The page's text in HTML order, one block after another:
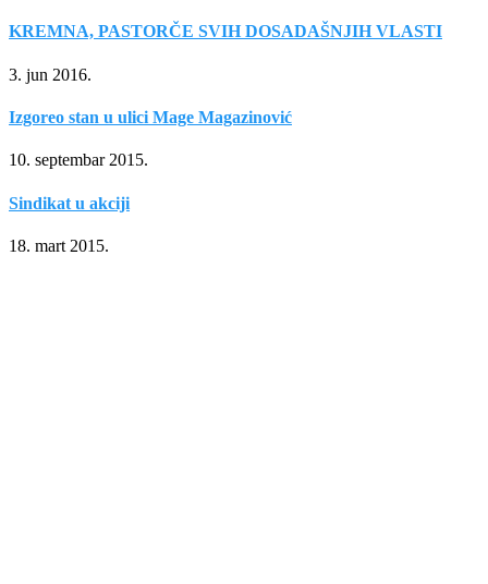
KREMNA, PASTORČE SVIH DOSADAŠNJIH VLASTI
3. jun 2016.
Izgoreo stan u ulici Mage Magazinović
10. septembar 2015.
Sindikat u akciji
18. mart 2015.